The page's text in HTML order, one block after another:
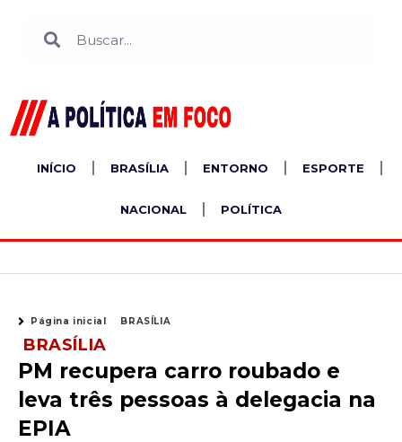
INÍCIO BRASÍLIA ENTORNO ESPORTE
NACIONAL POLÍTICA
Página inicial BRASÍLIA
BRASÍLIA
PM recupera carro roubado e
leva três pessoas à delegacia na
EPIA